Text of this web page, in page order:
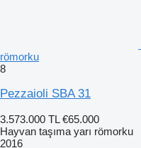
römorku
8
Pezzaioli SBA 31
3.573.000 TL €65.000
Hayvan taşıma yarı römorku
2016